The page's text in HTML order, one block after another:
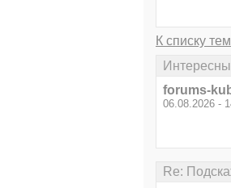
К списку тем
forums-
06.08.2026 -
Re: